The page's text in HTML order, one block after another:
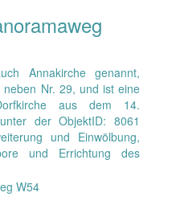
Annakirche genannt,
Nr. 29, und ist eine
aus dem 14.
der ObjektID: 8061
und Einwölbung,
und Errichtung des